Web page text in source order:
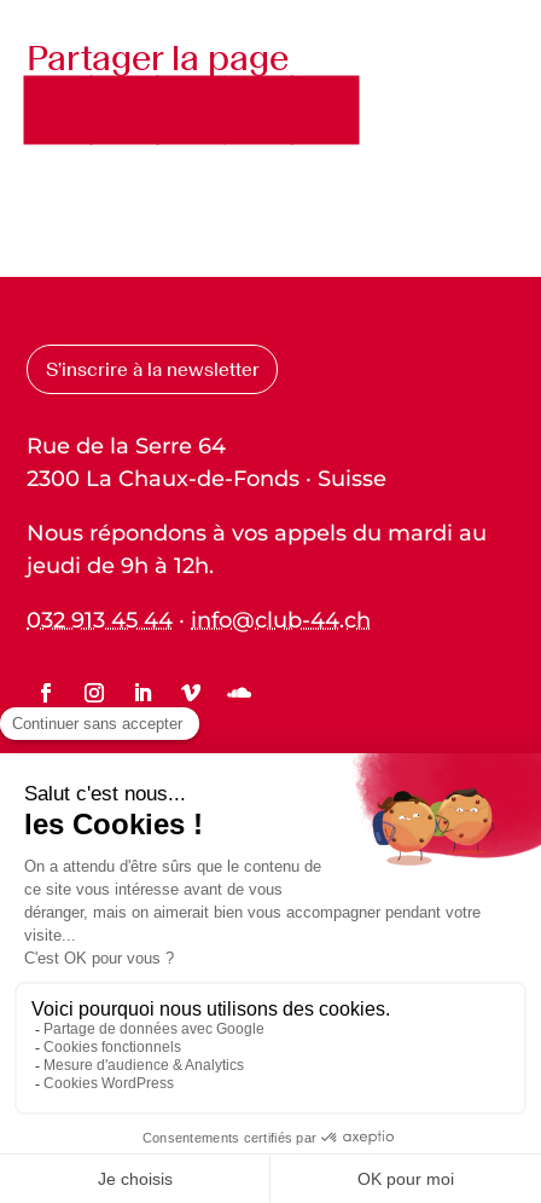
Partager la page
S’inscrire à la newsletter
Rue de la Serre 64
2300 La Chaux-de-Fonds · Suisse
Nous répondons à vos appels du mardi au
jeudi de 9h à 12h.
032 913 45 44 ·info@club-44.ch
Protection des données